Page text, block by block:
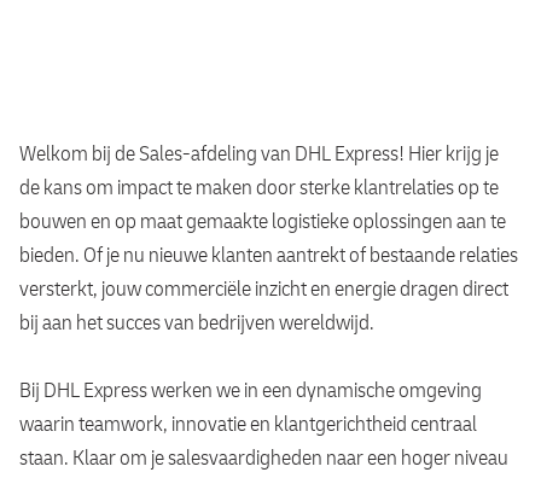
Welkom bij de Sales-afdeling van DHL Express! Hier krijg je
de kans om impact te maken door sterke klantrelaties op te
bouwen en op maat gemaakte logistieke oplossingen aan te
bieden. Of je nu nieuwe klanten aantrekt of bestaande relaties
versterkt, jouw commerciële inzicht en energie dragen direct
bij aan het succes van bedrijven wereldwijd.
Bij DHL Express werken we in een dynamische omgeving
waarin teamwork, innovatie en klantgerichtheid centraal
staan. Klaar om je salesvaardigheden naar een hoger niveau